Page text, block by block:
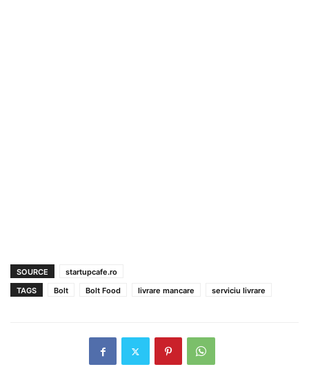
SOURCE
startupcafe.ro
TAGS
Bolt Bolt Food livrare mancare serviciu livrare